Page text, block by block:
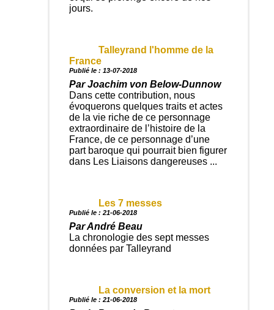
jours.
Talleyrand l'homme de la
France
Publié le : 13-07-2018
Par Joachim von Below-Dunnow
Dans cette contribution, nous
évoquerons quelques traits et actes
de la vie riche de ce personnage
extraordinaire de l’histoire de la
France, de ce personnage d’une
part baroque qui pourrait bien figurer
dans Les Liaisons dangereuses ...
Les 7 messes
Publié le : 21-06-2018
Par André Beau
La chronologie des sept messes
données par Talleyrand
La conversion et la mort
Publié le : 21-06-2018